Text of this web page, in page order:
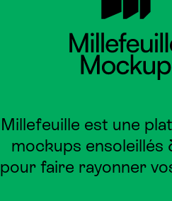
Millefeuille est une
mockups ensoleillés
pour faire rayonner